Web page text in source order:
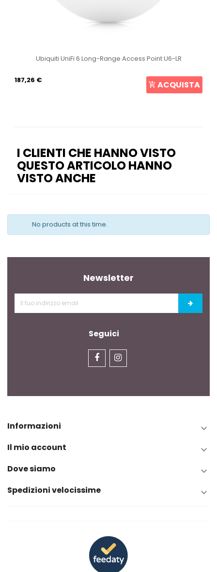
Ubiquiti UniFi 6 Long-Range Access Point U6-LR
187,26 € ACQUISTA
I CLIENTI CHE HANNO VISTO
QUESTO ARTICOLO HANNO
VISTO ANCHE
No products at this time.
Newsletter
Seguici
Informazioni 
Il mio account 
Dove siamo 
Spedizioni velocissime 